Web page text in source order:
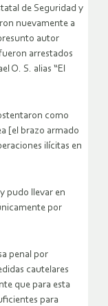
de Seguridad y
nuevamente a
autor
arrestados
O. S. alias “El
como
[el brazo armado
ilícitas en
pudo llevar en
por
penal por
cautelares
que para esta
para